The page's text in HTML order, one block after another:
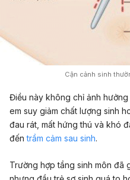
Cận cảnh sinh
Điều này không chỉ ảnh hưởng
em suy giảm chất lượng sinh
đau rát, mất hứng thú và khó
đếntrầm cảm sau sinh.
Trường hợp tầng sinh môn đã